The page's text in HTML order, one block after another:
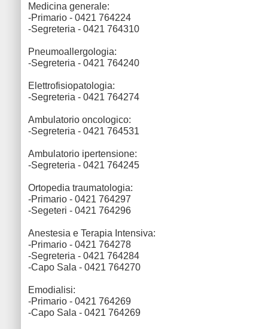
Medicina generale:
-Primario - 0421 764224
-Segreteria - 0421 764310
Pneumoallergologia:
-Segreteria - 0421 764240
Elettrofisiopatologia:
-Segreteria - 0421 764274
Ambulatorio oncologico:
-Segreteria - 0421 764531
Ambulatorio ipertensione:
-Segreteria - 0421 764245
Ortopedia traumatologia:
-Primario - 0421 764297
-Segeteri - 0421 764296
Anestesia e Terapia Intensiva:
-Primario - 0421 764278
-Segreteria - 0421 764284
-Capo Sala - 0421 764270
Emodialisi:
-Primario - 0421 764269
-Capo Sala - 0421 764269